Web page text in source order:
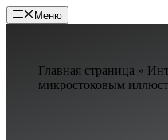
Перейти
к
Меню
Главная страница »
микростоковым